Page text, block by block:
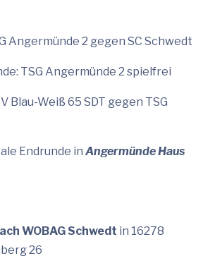
2 gegen SC Schwedt
TSG Angermünde 2 spielfrei
65 SDT gegen TSG
Endrunde in Angermünde Haus
WOBAG Schwedt in 16278
26